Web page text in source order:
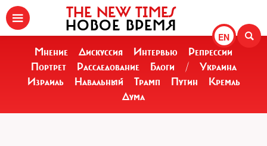
EN
THE NEW TIMES
НОВОЕ ВРЕМЯ
Мнение Дискуссия Интервью
Репрессии
Портрет
Расследование Блоги /
Украина
Израиль
Навальный Трамп Путин
Кремль
Дума